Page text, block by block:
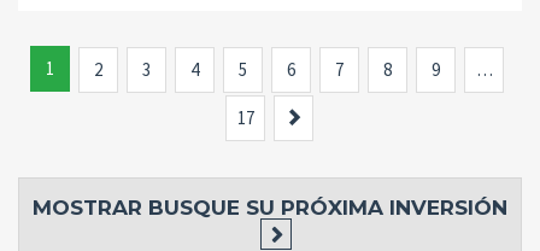
1 2 3 4 5 6 7 8 9 …
17
MOSTRAR BUSQUE SU PRÓXIMA INVERSIÓN